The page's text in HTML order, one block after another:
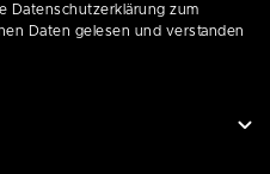
Datenschutzerklärung zum
Daten gelesen und verstanden